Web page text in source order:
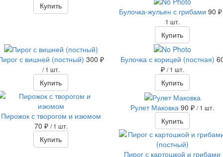
Купить
Булочка-жульен с грибами 90 ₽
1 шт.
Купить
с вишней (постный) 300 ₽
/ 1 шт.
Купить
Булочка с корицей (постная)
₽ / 1 шт.
Купить
Пирожок с творогом и изюмом
70 ₽ / 1 шт.
Купить
Рулет Маковка 90 ₽ / 1 шт.
Купить
Пирог с картошкой и грибами